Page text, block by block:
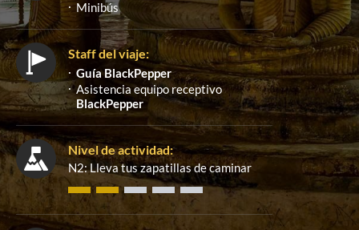
Minibús
Staff del viaje:
Guía BlackPepper
Asistencia equipo receptivo
BlackPepper
Nivel de actividad:
N2: Lleva tus zapatillas de caminar